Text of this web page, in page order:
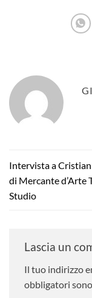
Intervista a
di Mercante d’Arte
Studio
Lascia un
Il tuo indirizzo
obbligatori